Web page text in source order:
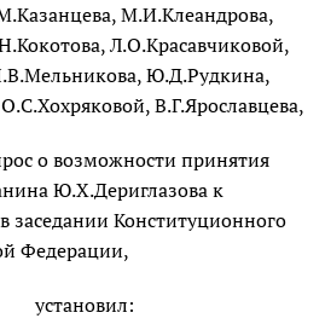
М.И.Клеандрова,
Л.О.Красавчиковой,
Ю.Д.Рудкина,
В.Г.Ярославцева,
о возможности принятия
Ю.Х.Дериглазова к
заседании Конституционного
Федерации,
установил: